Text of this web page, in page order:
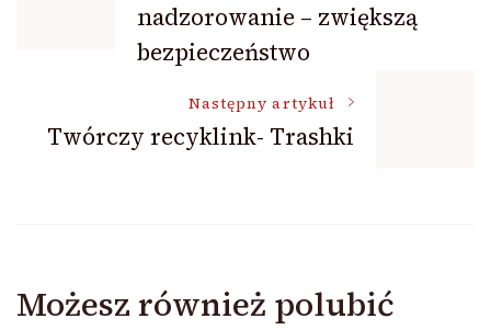
wpisunadzorowanie – zwiększą
bezpieczeństwo
Następny artykuł
Twórczy recyklink- Trashki
Możesz również polubić